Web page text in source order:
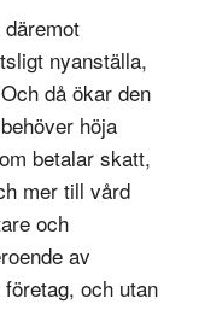
nyanställa,
då ökar den
höja
betalar skatt,
mer till vård
och
av
och utan